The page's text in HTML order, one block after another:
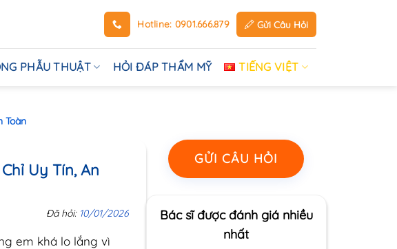
Hotline: 0901.666.879 Gửi Câu Hỏi
PHẪU THUẬT HỎI ĐÁP THẨM MỸ TIẾNG VIỆT
Toàn
Uy Tín, An
Đã hỏi: 10/01/2026
em khá lo lắng vì
GỬI CÂU HỎI
Bác sĩ được đánh giá nhiều
nhất